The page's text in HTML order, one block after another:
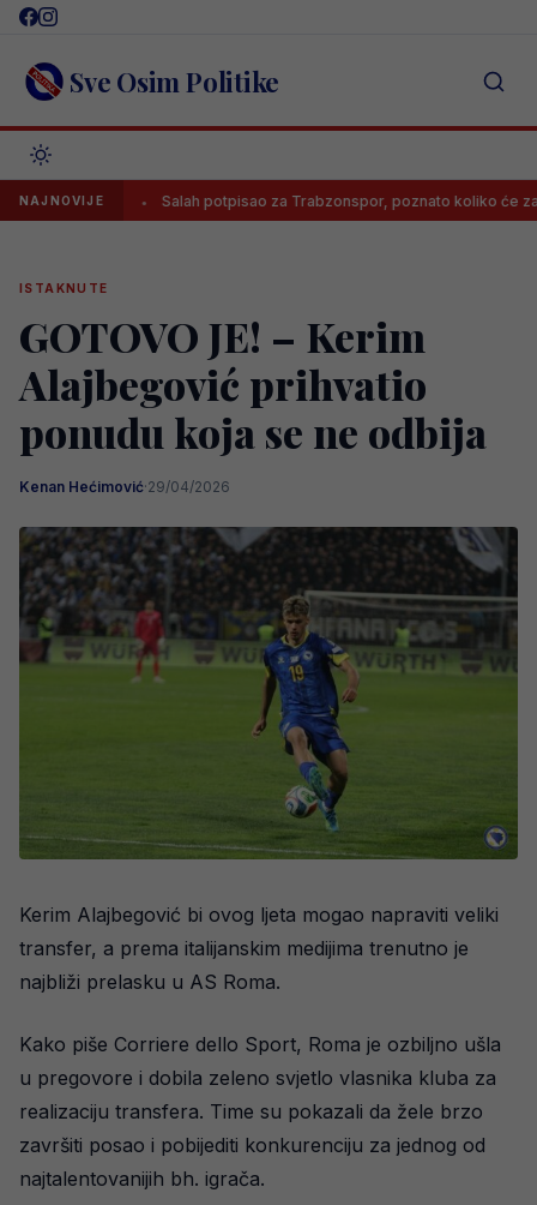
Skip
content Sve Osim Politike
NAJNOVIJESalah potpisao za Trabzonspor, poznato koliko će zarađivati
ISTAKNUTE
GOTOVO JE! – Kerim
Alajbegović prihvatio
ponudu koja se ne odbija
Kenan Hećimović·29/04/2026
Kerim Alajbegović bi ovog ljeta mogao napraviti veliki
transfer, a prema italijanskim medijima trenutno je
najbliži prelasku u AS Roma.
Kako piše Corriere dello Sport, Roma je ozbiljno ušla
u pregovore i dobila zeleno svjetlo vlasnika kluba za
realizaciju transfera. Time su pokazali da žele brzo
završiti posao i pobijediti konkurenciju za jednog od
najtalentovanijih bh. igrača.